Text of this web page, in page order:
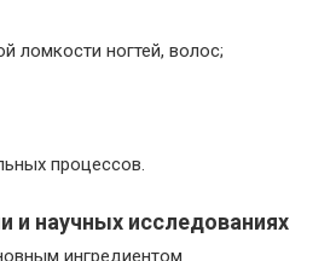
ломкости ногтей, волос;
процессов.
и научных исследованиях
ингредиентом